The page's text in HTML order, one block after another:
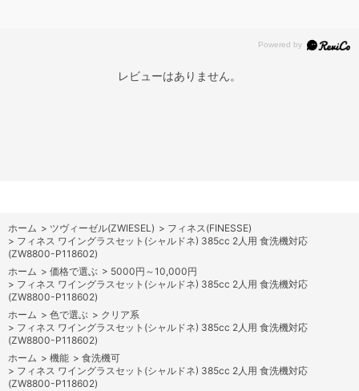
レビューはありません。
ホーム > ツヴィーゼル(ZWIESEL) > フィネス(FINESSE)
> フィネス ワイングラスセット(シャルドネ) 385cc 2人用 食洗機対応
(ZW8800-P118602)
ホーム > 価格で選ぶ > 5000円～10,000円
> フィネス ワイングラスセット(シャルドネ) 385cc 2人用 食洗機対応
(ZW8800-P118602)
ホーム > 色で選ぶ > クリア系
> フィネス ワイングラスセット(シャルドネ) 385cc 2人用 食洗機対応
(ZW8800-P118602)
ホーム > 機能 > 食洗機可
> フィネス ワイングラスセット(シャルドネ) 385cc 2人用 食洗機対応
(ZW8800-P118602)